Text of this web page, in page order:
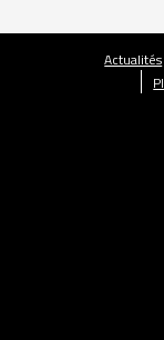
Actualités